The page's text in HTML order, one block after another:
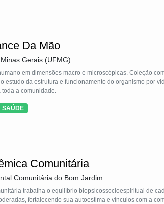
Da Mão
Gerais (UFMG)
em dimensões macro e microscópicas. Coleção
estudo da estrutura e funcionamento do organismo por
a comunidade.
SAÚDE
Comunitária
Comunitária do Bom Jardim
trabalha o equilíbrio biopsicossocioespiritual de
fortalecendo sua autoestima e vínculos com a